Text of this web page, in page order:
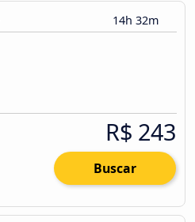
14h 32m
R$ 243
Buscar